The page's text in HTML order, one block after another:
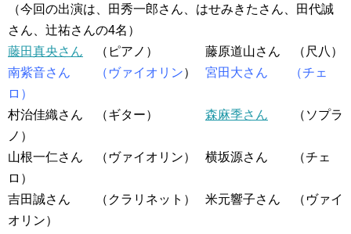
（今回の出演は、田秀一郎さん、はせみきたさん、田代誠
さん、辻祐さんの4名）
藤田真央さん （ピアノ） 藤原道山さん （尺八）
南紫音さん
（ヴァイオリン） 宮田大さん
（チェ
ロ）
村治佳織さん （ギター） 森麻季さん （ソプラ
ノ）
山根一仁さん （ヴァイオリン） 横坂源さん （チェ
ロ）
吉田誠さん （クラリネット） 米元響子さん （ヴァイ
オリン）